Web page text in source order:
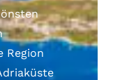
Region